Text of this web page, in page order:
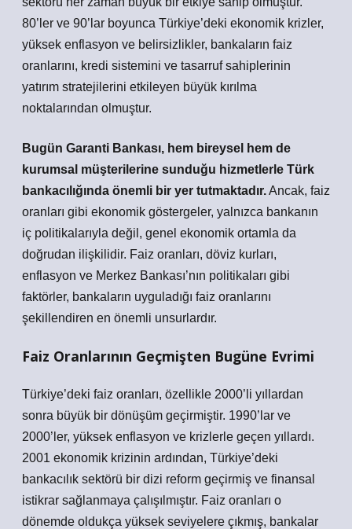
80’ler ve 90’lar boyunca Türkiye’deki ekonomik krizler,
yüksek enflasyon ve belirsizlikler, bankaların faiz
oranlarını, kredi sistemini ve tasarruf sahiplerinin
yatırım stratejilerini etkileyen büyük kırılma
noktalarından olmuştur.
Bugün Garanti Bankası, hem bireysel hem de
kurumsal müşterilerine sunduğu hizmetlerle Türk
bankacılığında önemli bir yer tutmaktadır.Ancak, faiz
oranları gibi ekonomik göstergeler, yalnızca bankanın
iç politikalarıyla değil, genel ekonomik ortamla da
doğrudan ilişkilidir. Faiz oranları, döviz kurları,
enflasyon ve Merkez Bankası’nın politikaları gibi
faktörler, bankaların uyguladığı faiz oranlarını
şekillendiren en önemli unsurlardır.
Faiz Oranlarının Geçmişten Bugüne Evrimi
Türkiye’deki faiz oranları, özellikle 2000’li yıllardan
sonra büyük bir dönüşüm geçirmiştir. 1990’lar ve
2000’ler, yüksek enflasyon ve krizlerle geçen yıllardı.
2001 ekonomik krizinin ardından, Türkiye’deki
bankacılık sektörü bir dizi reform geçirmiş ve finansal
istikrar sağlanmaya çalışılmıştır. Faiz oranları o
dönemde oldukça yüksek seviyelere çıkmış, bankalar